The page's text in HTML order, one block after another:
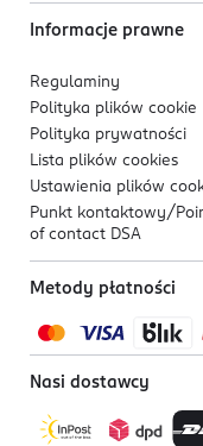
Informacje prawne
Regulaminy
Polityka plików cookie
Polityka prywatności
Lista plików cookies
Ustawienia plików
Punkt kontaktowy/
of contact DSA
Metody płatności
Nasi dostawcy